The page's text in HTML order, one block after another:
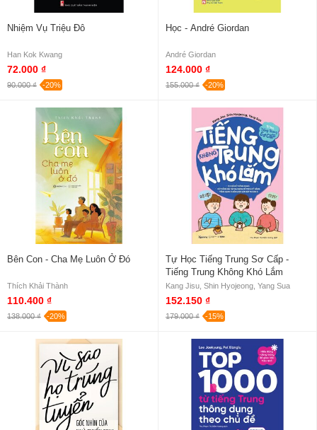
Nhiệm Vụ Triệu Đô
Han Kok Kwang
72.000 ₫
90.000 ₫ -20%
Học - André Giordan
André Giordan
124.000 ₫
155.000 ₫ -20%
Bên Con - Cha Mẹ Luôn Ở Đó
Thích Khải Thành
110.400 ₫
138.000 ₫ -20%
Tự Học Tiếng Trung Sơ Cấp -
Tiếng Trung Không Khó Lắm
Kang Jisu, Shin Hyojeong, Yang Sua
152.150 ₫
179.000 ₫ -15%